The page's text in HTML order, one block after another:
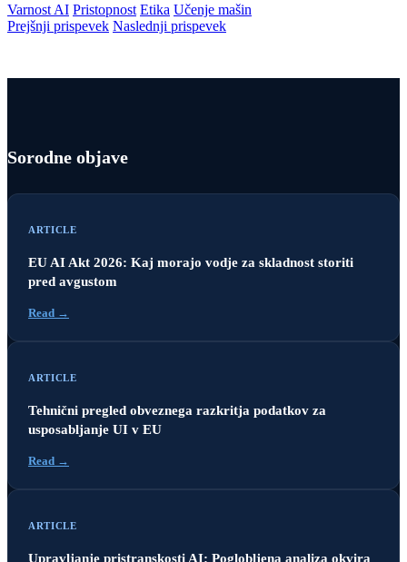
Varnost AI Pristopnost Etika Učenje mašin
Prejšnji prispevek Naslednji prispevek
Sorodne objave
ARTICLE
EU AI Akt 2026: Kaj morajo vodje za skladnost storiti
pred avgustom
Read →
ARTICLE
Tehnični pregled obveznega razkritja podatkov za
usposabljanje UI v EU
Read →
ARTICLE
Upravljanje pristranskosti AI: Poglobljena analiza okvira